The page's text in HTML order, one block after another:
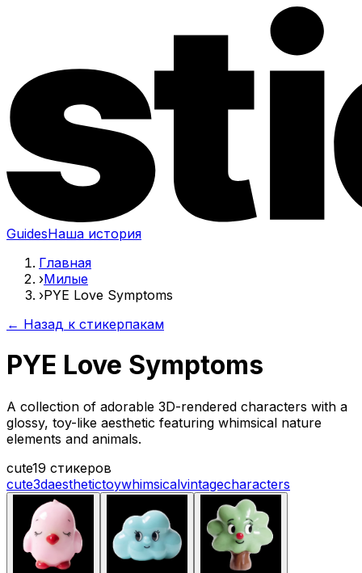
GuidesНаша история
Главная
›Милые
›PYE Love Symptoms
← Назад к стикерпакам
PYE Love Symptoms
A collection of adorable 3D-rendered characters with a
glossy, toy-like aesthetic featuring whimsical nature
elements and animals.
cute19 стикеров
cute3daesthetictoywhimsicalvintagecharacters